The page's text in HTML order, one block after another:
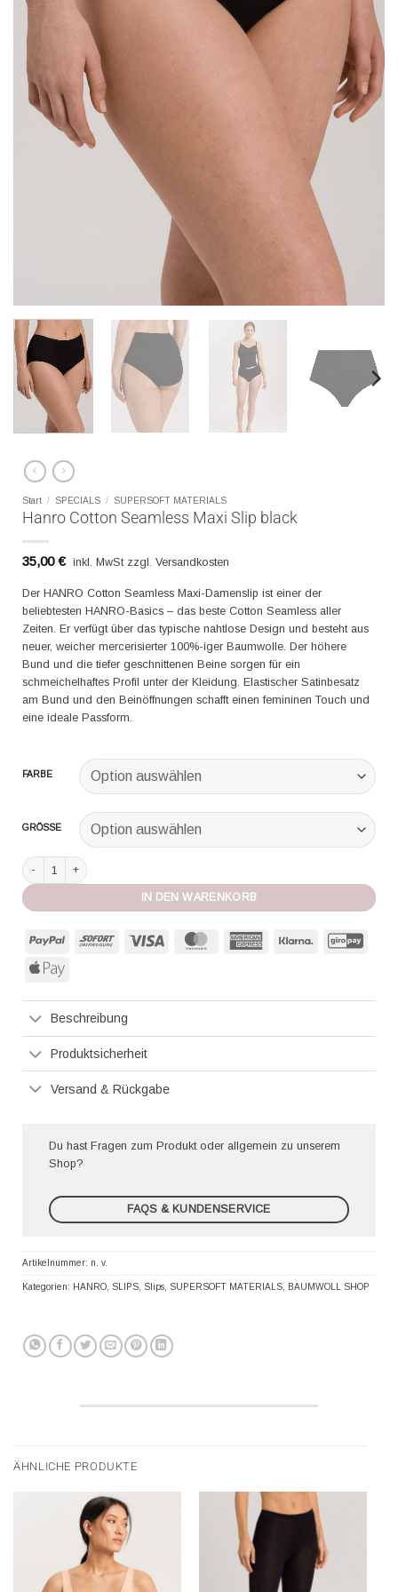
Start / SPECIALS / SUPERSOFT MATERIALS
Hanro Cotton Seamless Maxi Slip black
35,00€ inkl. MwSt zzgl. Versandkosten
Der HANRO Cotton Seamless Maxi-Damenslip ist einer der
beliebtesten HANRO-Basics – das beste Cotton Seamless aller
Zeiten. Er verfügt über das typische nahtlose Design und besteht aus
neuer, weicher mercerisierter 100%-iger Baumwolle. Der höhere
Bund und die tiefer geschnittenen Beine sorgen für ein
schmeichelhaftes Profil unter der Kleidung. Elastischer Satinbesatz
am Bund und den Beinöffnungen schafft einen femininen Touch und
eine ideale Passform.
FARBE
GRÖSSE
Hanro Cotton Seamless Maxi Slip black Menge
IN DEN WARENKORB
PayPal Sofort MasterCard American
Klarna
Apple
Beschreibung
Produktsicherheit
Versand & Rückgabe
Du hast Fragen zum Produkt oder allgemein zu unserem
Shop?
FAQS & KUNDENSERVICE
Artikelnummer: n. v.
Kategorien: HANRO SLIPS Slips SUPERSOFT MATERIALS BAUMWOLL SHOP
ÄHNLICHE PRODUKTE